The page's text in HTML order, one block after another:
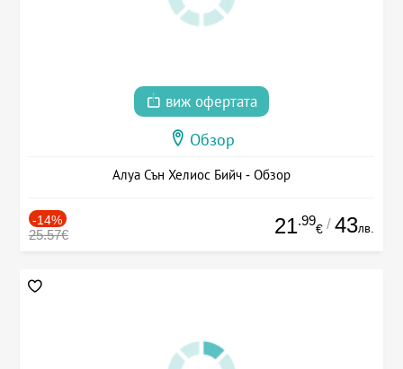
виж офертата
Обзор
Алуа Сън Хелиос Бийч - Обзор
-14%
25.57€ 21.99
€ / 43лв.